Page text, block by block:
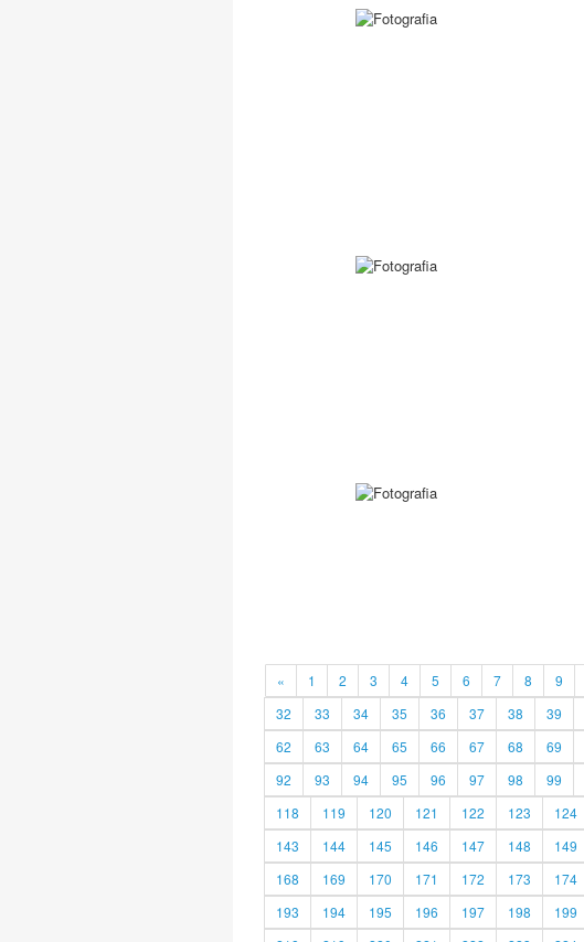
« 1 2 3 4 5 6 7 8 9
32
33 34 35 36 37 38 39
62
63 64 65 66 67 68 69
92
93 94 95 96 97 98 99
118
119 120 121 122 123 124
143
144 145 146 147 148 149
168
169 170 171 172 173 174
193
194 195 196 197 198 199